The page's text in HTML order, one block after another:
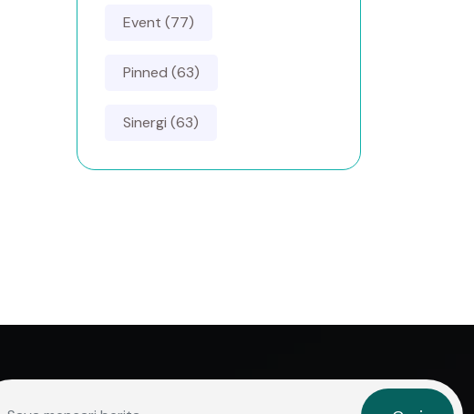
Event (77)
Pinned (63)
Sinergi (63)